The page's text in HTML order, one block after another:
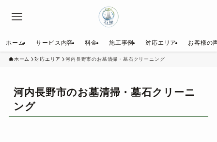
ホーム サービス内容 料金 施工事例 対応エリア お客様の
ホーム 対応エリア 河内長野市のお墓清掃・墓石クリーニング
河内長野市のお墓清掃・墓石クリーニ
ング